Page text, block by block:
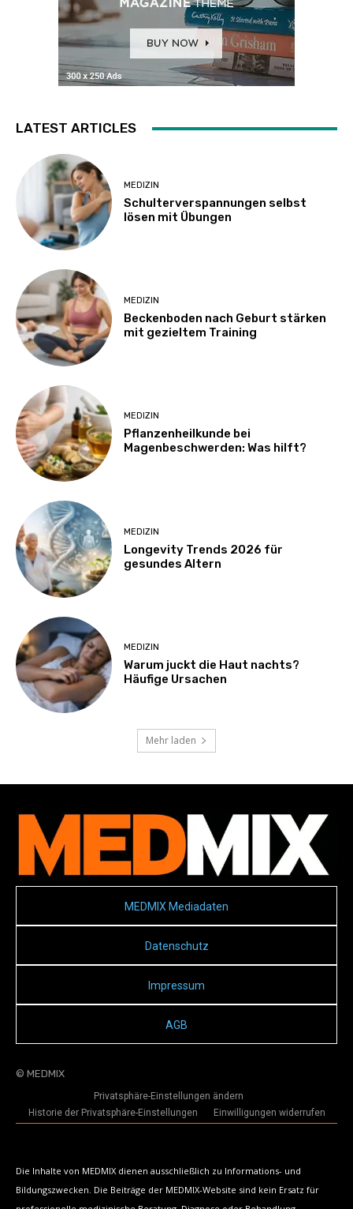
LATEST ARTICLES
MEDIZIN
Schulterverspannungen selbst
lösen mit Übungen
MEDIZIN
Beckenboden nach Geburt stärken
mit gezieltem Training
MEDIZIN
Pflanzenheilkunde bei
Magenbeschwerden: Was hilft?
MEDIZIN
Longevity Trends 2026 für
gesundes Altern
MEDIZIN
Warum juckt die Haut nachts?
Häufige Ursachen
Mehr laden
MEDMIX Mediadaten
Datenschutz
Impressum
AGB
© MEDMIX
Privatsphäre-Einstellungen ändern
Historie der Privatsphäre-Einstellungen
Einwilligungen widerrufen
Die Inhalte von MEDMIX dienen ausschließlich zu Informations- und
Bildungszwecken. Die Beiträge der MEDMIX-Website sind kein Ersatz für